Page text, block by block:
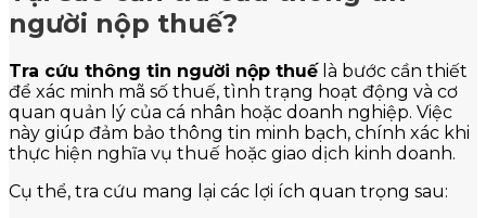
người nộp thuế?
Tra cứu thông tin người nộp thuếlà bước cần thiết
để xác minh mã số thuế, tình trạng hoạt động và cơ
quan quản lý của cá nhân hoặc doanh nghiệp. Việc
này giúp đảm bảo thông tin minh bạch, chính xác khi
thực hiện nghĩa vụ thuế hoặc giao dịch kinh doanh.
Cụ thể, tra cứu mang lại các lợi ích quan trọng sau: